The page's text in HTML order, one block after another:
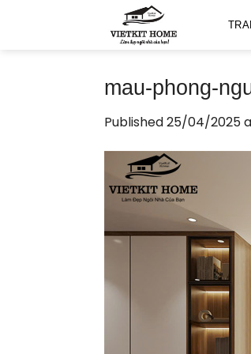
mau-phong-
Published25/04/2025